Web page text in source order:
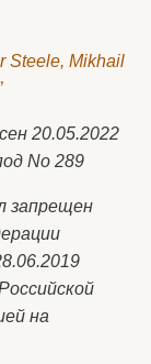
Steele, Mikhail
20.05.2022
No 289
запрещен
на